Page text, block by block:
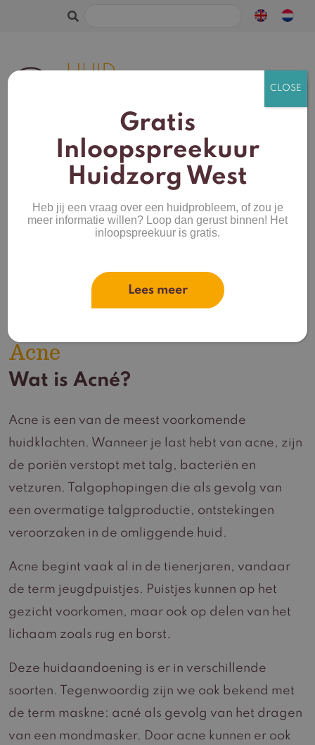
Zoeken
Verstopte porieen
en
die problemen
veroorzaken.
Acne
Wat is Acné?
Acne is een van de meest voorkomende
huidklachten. Wanneer je last hebt van acne, zijn
de poriën verstopt met talg, bacteriën en
vetzuren. Talgophopingen die als gevolg van
een overmatige talgproductie, ontstekingen
veroorzaken in de omliggende huid.
Acne begint vaak al in de tienerjaren, vandaar
de term jeugdpuistjes. Puistjes kunnen op het
gezicht voorkomen, maar ook op delen van het
lichaam zoals rug en borst.
Deze huidaandoening is er in verschillende
soorten. Tegenwoordig zijn we ook bekend met
de term maskne: acné als gevolg van het dragen
van een mondmasker. Door acne kunnen er ook
Gratis
Inloopspreekuur
Huidzorg West
Heb jij een vraag over een huidprobleem, of zou je
meer informatie willen? Loop dan gerust binnen! Het
inloopspreekuur is gratis.
Lees meer